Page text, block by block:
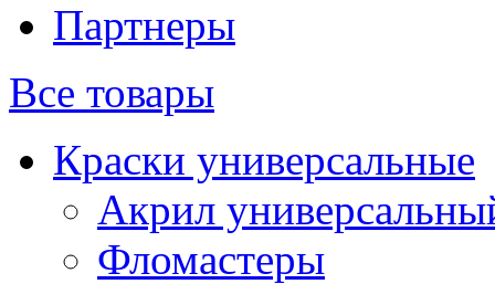
Партнеры
Все товары
Краски универсальные
Акрил
Фломастеры